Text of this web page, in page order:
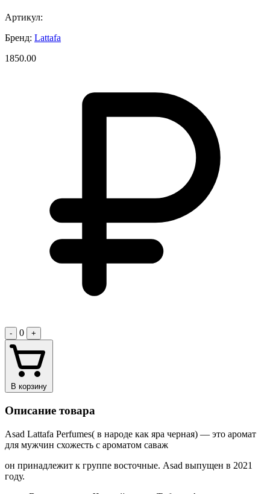
Артикул:
Бренд: Lattafa
1850.00
- 0 +
В корзину
Описание товара
Asad Lattafa Perfumes( в народе как яра черная) — это аромат
для мужчин схожесть с ароматом саваж
он принадлежит к группе восточные. Asad выпущен в 2021
году.